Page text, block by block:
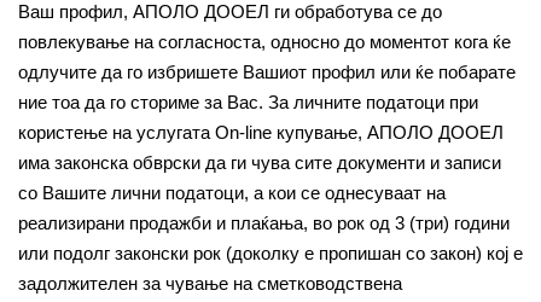
Ваш профил, АПОЛО ДООЕЛ ги обработува се до
повлекување на согласноста, односно до моментот кога ќе
одлучите да го избришете Вашиот профил или ќе побарате
ние тоа да го сториме за Вас. За личните податоци при
користење на услугата On-line купување, АПОЛО ДООЕЛ
има законска обврски да ги чува сите документи и записи
со Вашите лични податоци, а кои се однесуваат на
реализирани продажби и плаќања, во рок од 3 (три) години
или подолг законски рок (доколку е пропишан со закон) кој е
задолжителен за чување на сметководствена